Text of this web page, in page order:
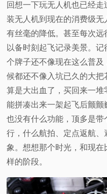
页
快
讯
测
视
频
科
回想一下玩无人机也已经
装无人机到现在的消费级
有丝毫的降低。甚至每次
以备时刻起飞记录美景。
个牌子还不像现在这么普
候都还不像入坑已久的大
算是大出血了，买回来一
能拼凑出来一架起飞后颤
也没有什么功能，顶多是带
行，什么航拍、定点返航
象。想想那个时光，和现
样的阶段。